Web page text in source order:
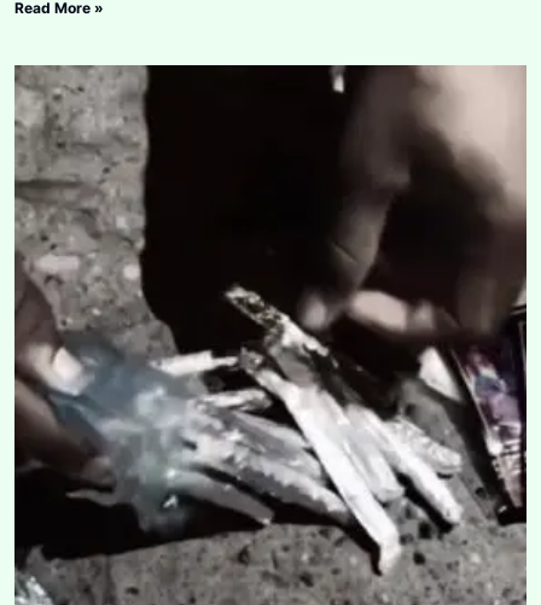
Read More »